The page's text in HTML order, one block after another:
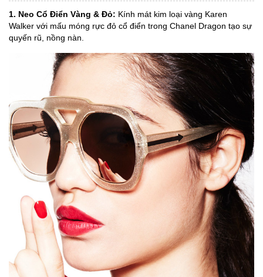
1. Neo Cổ Điển Vàng & Đỏ: Kính mát kim loại vàng Karen
Walker với mấu móng rực đỏ cổ điển trong Chanel Dragon tạo sự
quyến rũ, nồng nàn.